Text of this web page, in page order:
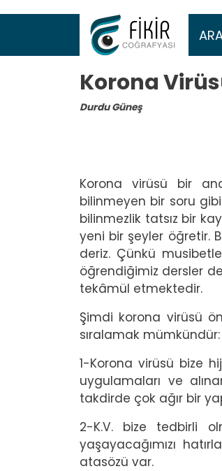
Korona
Durdu Güneş
Korona virüsü bir
bilinmeyen bir soru gibi
bilinmezlik tatsız bir
yeni bir şeyler öğretir.
deriz. Çünkü
öğrendiğimiz dersler
tekâmül etmektedir.
Şimdi korona virüsü
sıralamak mümkündür:
1-Korona virüsü bize
uygulamaları ve
takdirde çok ağır bir
2-K.V. bize tedbirli
yaşayacağımızı
atasözü var.